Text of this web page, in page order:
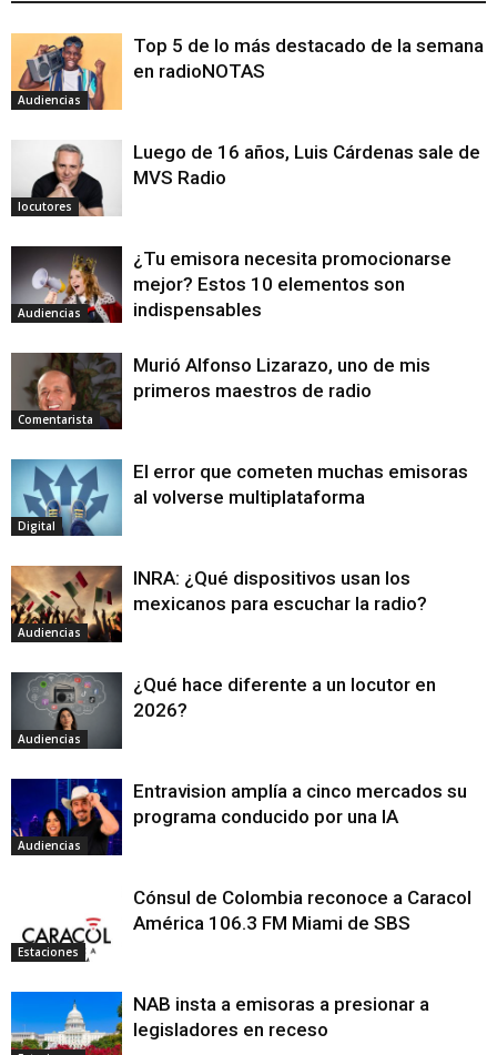
Audiencias
Top 5 de lo más destacado de la semana
en radioNOTAS
locutores
Luego de 16 años, Luis Cárdenas sale de
MVS Radio
Audiencias
¿Tu emisora necesita promocionarse
mejor? Estos 10 elementos son
indispensables
Comentarista
Murió Alfonso Lizarazo, uno de mis
primeros maestros de radio
Digital
El error que cometen muchas emisoras
al volverse multiplataforma
Audiencias
INRA: ¿Qué dispositivos usan los
mexicanos para escuchar la radio?
Audiencias
¿Qué hace diferente a un locutor en
2026?
Audiencias
Entravision amplía a cinco mercados su
programa conducido por una IA
Estaciones
Cónsul de Colombia reconoce a Caracol
América 106.3 FM Miami de SBS
NAB insta a emisoras a presionar a
legisladores en receso